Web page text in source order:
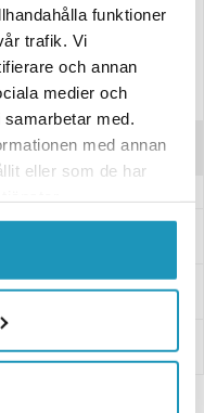
funktioner
trafik. Vi
och annan
medier och
med.
med annan
eller som de har